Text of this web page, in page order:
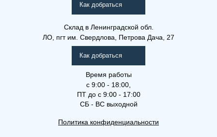
Как добраться
Склад в Ленинградской обл.
ЛО, пгт им. Свердлова, Петрова Дача, 27
Как добраться
Время работы
с 9:00 - 18:00,
ПТ до с 9:00 - 17:00
СБ - ВС выходной
Политика конфиденциальности